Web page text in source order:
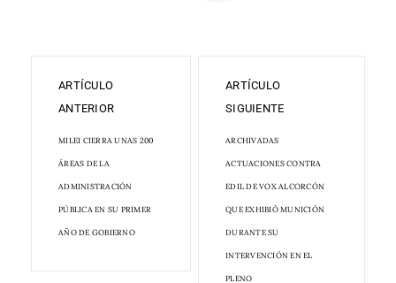
ARTÍCULO
ANTERIOR
MILEI CIERRA UNAS 200
ÁREAS DE LA
ADMINISTRACIÓN
PÚBLICA EN SU PRIMER
AÑO DE GOBIERNO
ARTÍCULO
SIGUIENTE
ARCHIVADAS
ACTUACIONES CONTRA
EDIL DE VOX ALCORCÓN
QUE EXHIBIÓ MUNICIÓN
DURANTE SU
INTERVENCIÓN EN EL
PLENO